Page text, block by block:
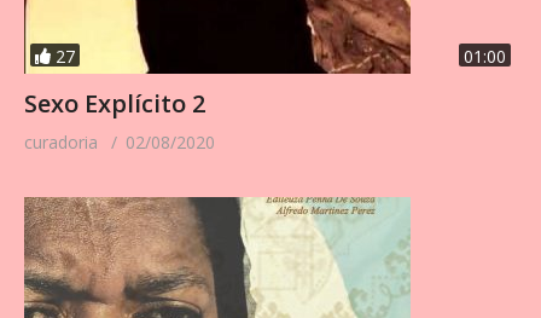
27 01:00
Sexo Explícito 2
curadoria 02/08/2020